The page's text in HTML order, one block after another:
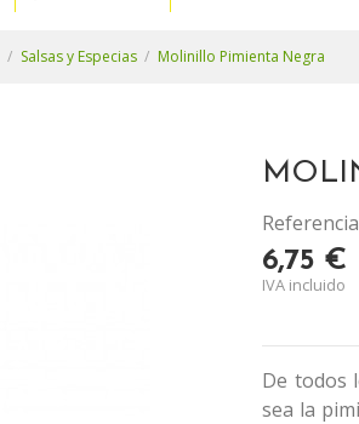
Salsas y Especias Molinillo Pimienta Negra
Referencia
6,75 €
IVA incluido
De todos
sea la